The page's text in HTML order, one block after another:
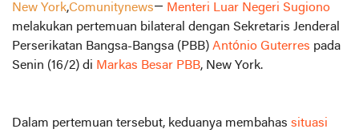
New York,Comunitynews— Menteri Luar Negeri Sugiono
melakukan pertemuan bilateral dengan Sekretaris Jenderal
Perserikatan Bangsa-Bangsa (PBB) António Guterres pada
Senin (16/2) di Markas Besar PBB, New York.
Dalam pertemuan tersebut, keduanya membahas situasi